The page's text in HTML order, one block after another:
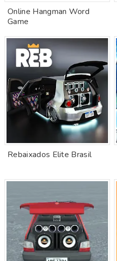
Online Hangman Word
Game
Rebaixados Elite Brasil